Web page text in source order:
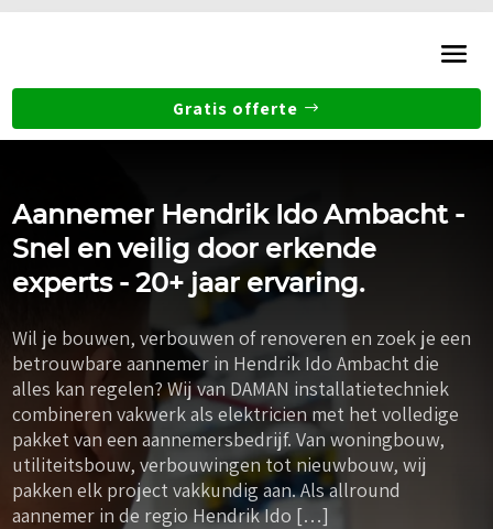
Gratis offerte
Aannemer Hendrik Ido Ambacht -
Snel en veilig door erkende
experts - 20+ jaar ervaring.
Wil je bouwen, verbouwen of renoveren en zoek je een
betrouwbare aannemer in Hendrik Ido Ambacht die
alles kan regelen? Wij van DAMAN installatietechniek
combineren vakwerk als elektricien met het volledige
pakket van een aannemersbedrijf. Van woningbouw,
utiliteitsbouw, verbouwingen tot nieuwbouw, wij
pakken elk project vakkundig aan. Als allround
aannemer in de regio Hendrik Ido […]